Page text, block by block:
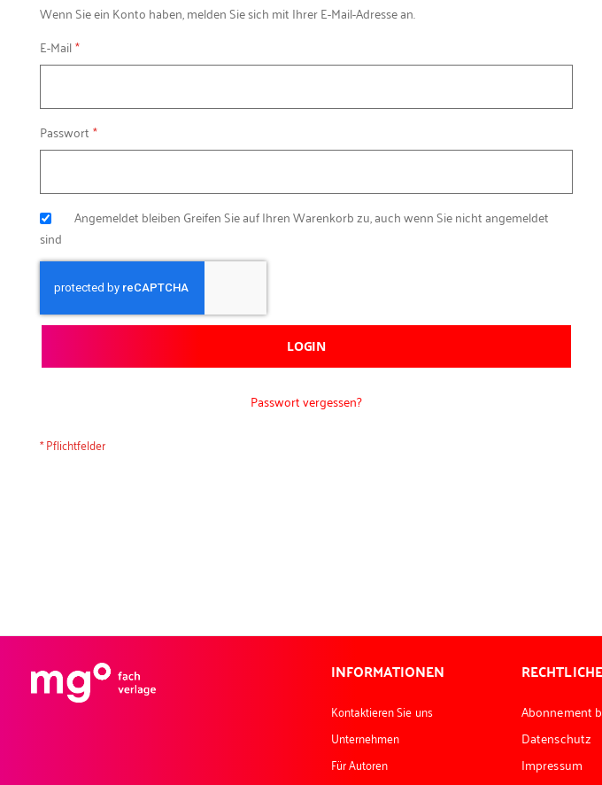
Wenn Sie ein Konto haben, melden Sie sich mit Ihrer E-Mail-Adresse an.
E-Mail
Passwort
Angemeldet bleiben Greifen Sie auf Ihren Warenkorb zu, auch wenn Sie nicht angemeldet
sind
LOGIN
Passwort vergessen?
INFORMATIONEN
Kontaktieren Sie uns
Unternehmen
Für Autoren
Abonnement
Datenschutz
Impressum